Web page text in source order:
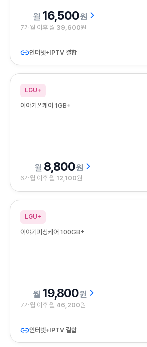
16,500원
7개월 이후 월 39,600원
인터넷+IPTV 결합
LGU+
이야기폰케어 1GB+
8,800원
6개월 이후 월 12,100원
LGU+
이야기피싱케어 100GB+
19,800원
7개월 이후 월 46,200원
인터넷+IPTV 결합